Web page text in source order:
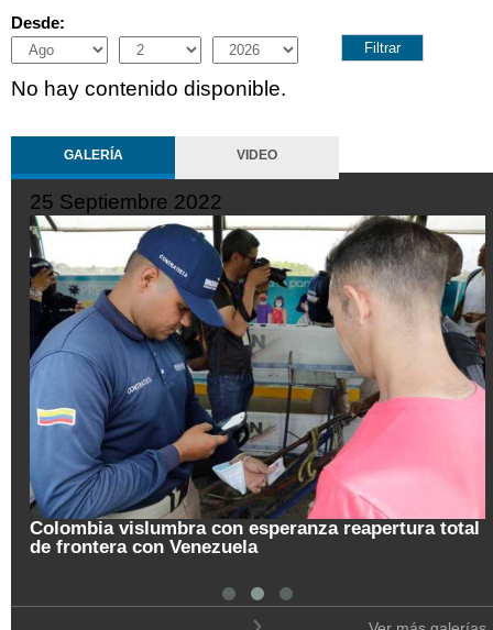
Desde:
Month
Day Year
No hay contenido disponible.
GALERÍA VIDEO
25 Septiembre 2022
Colombia vislumbra con esperanza reapertura total
de frontera con Venezuela